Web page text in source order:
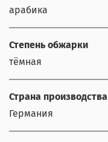
арабика
Степень обжарки
тёмная
Страна производства
Германия